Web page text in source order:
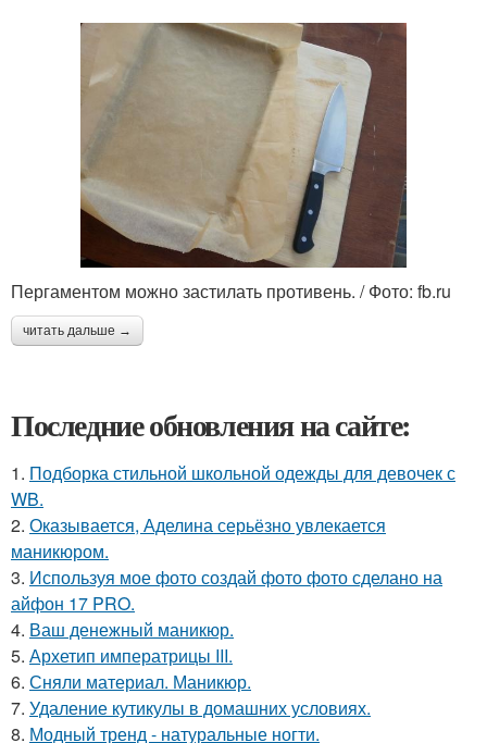
Пергаментом можно застилать противень. / Фото: fb.ru
читать дальше →
Последние обновления на сайте:
1. Подборка стильной школьной одежды для девочек с
WB.
2. Оказывается, Аделина серьёзно увлекается
маникюром.
3. Используя мое фото создай фото фото сделано на
айфон 17 PRO.
4. Ваш денежный маникюр.
5. Архетип императрицы III.
6. Сняли материал. Маникюр.
7. Удаление кутикулы в домашних условиях.
8. Модный тренд - натуральные ногти.